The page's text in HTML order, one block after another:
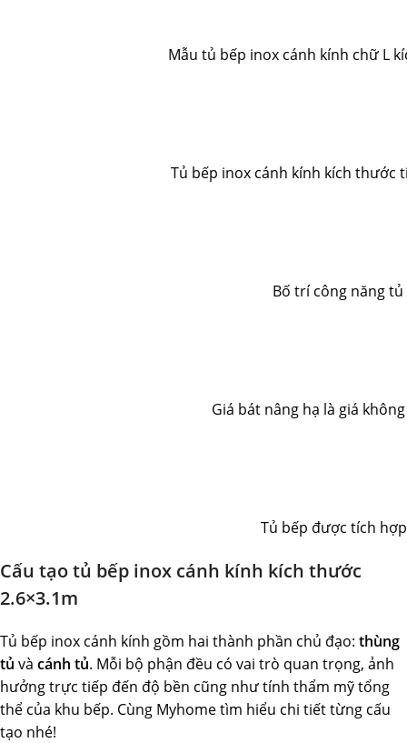
Mẫu tủ bếp inox cánh kính chữ L
Tủ bếp inox cánh kính kích thước
Bố trí công năng
Giá bát nâng hạ là giá
Tủ bếp được tích
Cấu tạo tủ bếp inox cánh kính kích thước
2.6×3.1m
Tủ bếp inox cánh kính gồm hai thành phần chủ đạo: thùng
tủ và cánh tủ. Mỗi bộ phận đều có vai trò quan trọng, ảnh
hưởng trực tiếp đến độ bền cũng như tính thẩm mỹ tổng
thể của khu bếp. Cùng Myhome tìm hiểu chi tiết từng cấu
tạo nhé!